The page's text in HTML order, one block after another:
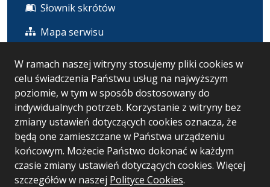
W ramach naszej witryny stosujemy pliki cookies w
celu świadczenia Państwu usług na najwyższym
poziomie, w tym w sposób dostosowany do
indywidualnych potrzeb. Korzystanie z witryny bez
zmiany ustawień dotyczących cookies oznacza, że
będą one zamieszczane w Państwa urządzeniu
końcowym. Możecie Państwo dokonać w każdym
czasie zmiany ustawień dotyczących cookies. Więcej
szczegółów w naszej Polityce Cookies.
Słownik skrótów
Mapa serwisu
Statystyka i dane osobowe
Statystyki oglądalności
Ostatnio dodane
Wersja systemu: 5.7.0 [126]